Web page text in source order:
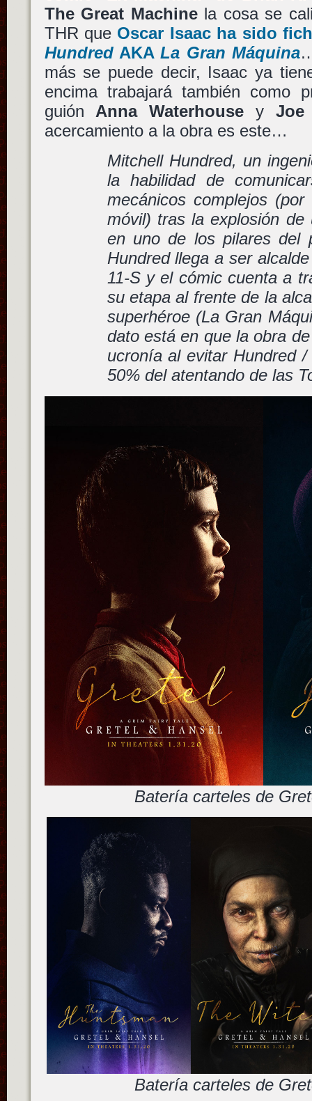
The Great Machinela cosa se
THR que Oscar Isaacha sido
HundredAKALa Gran Máquina
más se puede decir, Isaac ya
encima trabajará también como
guión Anna Waterhouse y Joe
acercamiento a la obra es este…
Mitchell Hundred, un
la habilidad de
mecánicos complejos
móvil) tras la explosión de
en uno de los pilares del
Hundred llega a ser
11-S y el cómic cuenta a
su etapa al frente de la
superhéroe (La Gran
dato está en que la obra
ucronía al evitar Hundred
50% del atentando de las
Batería carteles de
Batería carteles de